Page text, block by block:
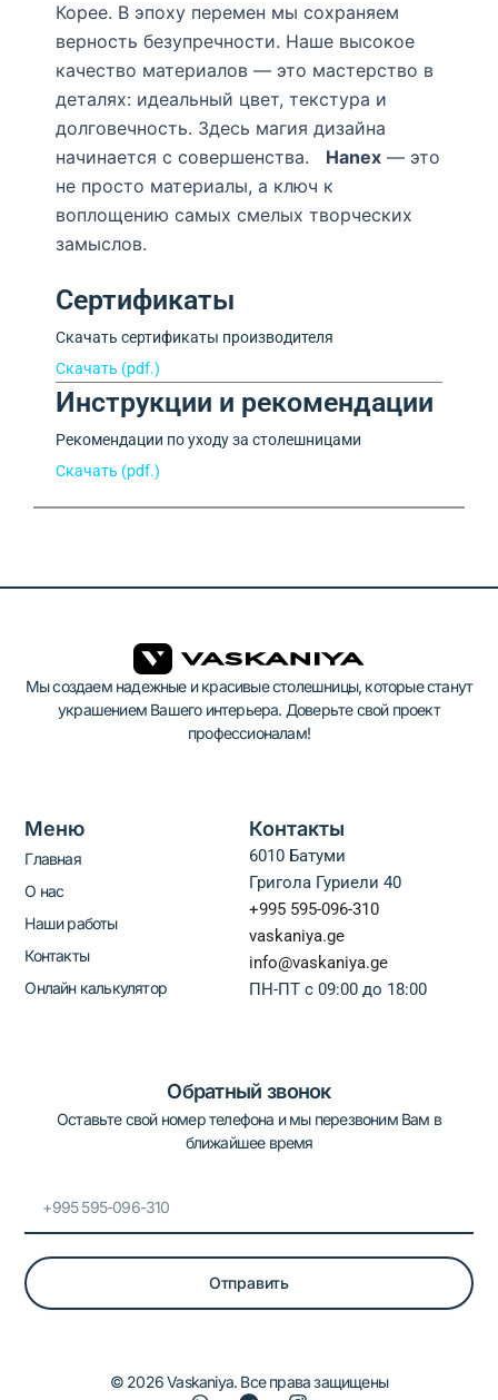
Корее. В эпоху перемен мы сохраняем
верность безупречности. Наше высокое
качество материалов — это мастерство в
деталях: идеальный цвет, текстура и
долговечность. Здесь магия дизайна
начинается с совершенства. Hanex — это
не просто материалы, а ключ к
воплощению самых смелых творческих
замыслов.
Сертификаты
Скачать сертификаты производителя
Скачать (pdf.)
Инструкции и рекомендации
Рекомендации по уходу за столешницами
Скачать (pdf.)
Мы создаем надежные и красивые столешницы, которые станут
украшением Вашего интерьера. Доверьте свой проект
профессионалам!
Меню
Главная
О нас
Наши работы
Контакты
Онлайн калькулятор
Контакты
6010 Батуми
Григола Гуриели 40
+995 595-096-310
vaskaniya.ge
info@vaskaniya.ge
ПН-ПТ с 09:00 до 18:00
Обратный звонок
Оставьте свой номер телефона и мы перезвоним Вам в
ближайшее время
Отправить
© 2026 Vaskaniya. Все права защищены